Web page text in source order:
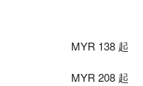
MYR 138 起
MYR 208 起